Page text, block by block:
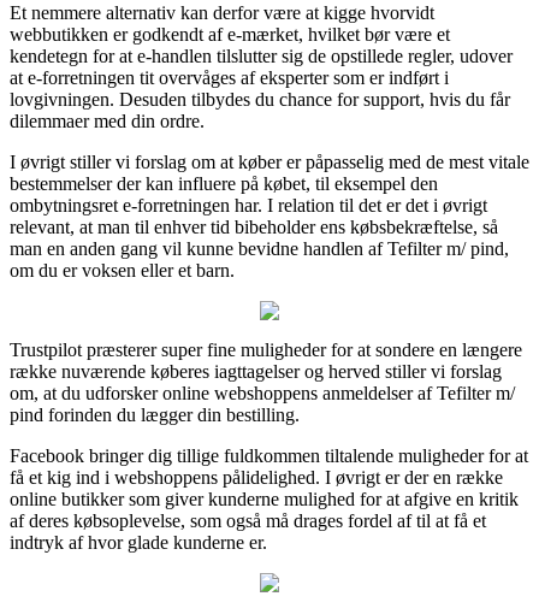
Et nemmere alternativ kan derfor være at kigge hvorvidt
webbutikken er godkendt af e-mærket, hvilket bør være et
kendetegn for at e-handlen tilslutter sig de opstillede regler, udover
at e-forretningen tit overvåges af eksperter som er indført i
lovgivningen. Desuden tilbydes du chance for support, hvis du får
dilemmaer med din ordre.
I øvrigt stiller vi forslag om at køber er påpasselig med de mest vitale
bestemmelser der kan influere på købet, til eksempel den
ombytningsret e-forretningen har. I relation til det er det i øvrigt
relevant, at man til enhver tid bibeholder ens købsbekræftelse, så
man en anden gang vil kunne bevidne handlen af Tefilter m/ pind,
om du er voksen eller et barn.
Trustpilot præsterer super fine muligheder for at sondere en længere
række nuværende køberes iagttagelser og herved stiller vi forslag
om, at du udforsker online webshoppens anmeldelser af Tefilter m/
pind forinden du lægger din bestilling.
Facebook bringer dig tillige fuldkommen tiltalende muligheder for at
få et kig ind i webshoppens pålidelighed. I øvrigt er der en række
online butikker som giver kunderne mulighed for at afgive en kritik
af deres købsoplevelse, som også må drages fordel af til at få et
indtryk af hvor glade kunderne er.